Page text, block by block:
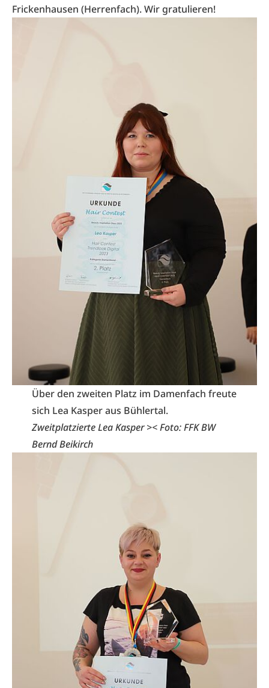
Frickenhausen (Herrenfach). Wir gratulieren!
Über den zweiten Platz im Damenfach freute
sich Lea Kasper aus Bühlertal.
Zweitplatzierte Lea Kasper >< Foto: FFK BW
Bernd Beikirch